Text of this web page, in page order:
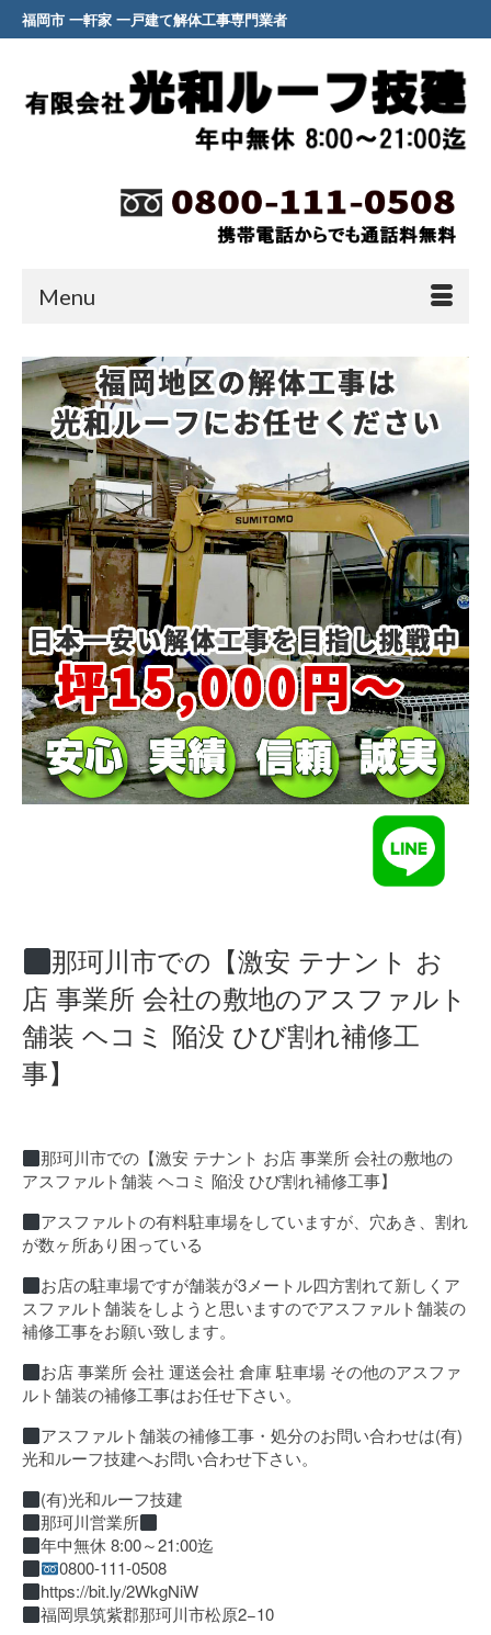
福岡市 一軒家 一戸建て解体工事専門業者
Menu
那珂川市での【激安 テナント お
店 事業所 会社の敷地のアスファルト
舗装 ヘコミ 陥没 ひび割れ補修工
事】
那珂川市での【激安 テナント お店 事業所 会社の敷地の
アスファルト舗装 ヘコミ 陥没 ひび割れ補修工事】
アスファルトの有料駐車場をしていますが、穴あき、割れ
が数ヶ所あり困っている
お店の駐車場ですが舗装が3メートル四方割れて新しくア
スファルト舗装をしようと思いますのでアスファルト舗装の
補修工事をお願い致します。
お店 事業所 会社 運送会社 倉庫 駐車場 その他のアスファ
ルト舗装の補修工事はお任せ下さい。
アスファルト舗装の補修工事・処分のお問い合わせは(有)
光和ルーフ技建へお問い合わせ下さい。
(有)光和ルーフ技建
那珂川営業所
年中無休 8:00～21:00迄
0800-111-0508
https://bit.ly/2WkgNiW
福岡県筑紫郡那珂川市松原2−10